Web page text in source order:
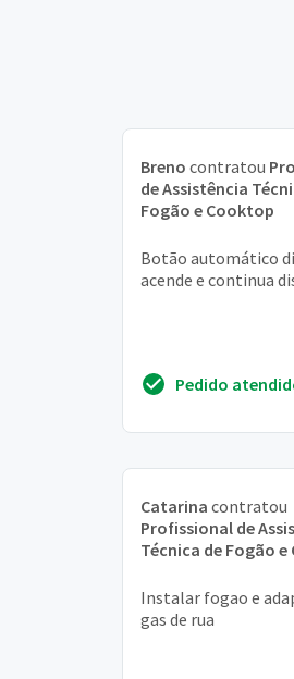
Breno contratou
de Assistência
Fogão e Cooktop
Botão automático
acende e continua
Pedido
Catarina contratou
Profissional de
Técnica de Fogão
Instalar fogao e
gas de rua